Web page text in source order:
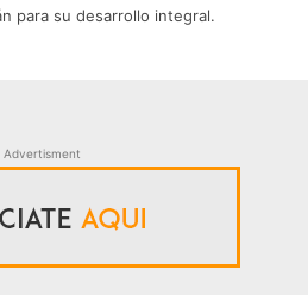
para su desarrollo integral.
Advertisment